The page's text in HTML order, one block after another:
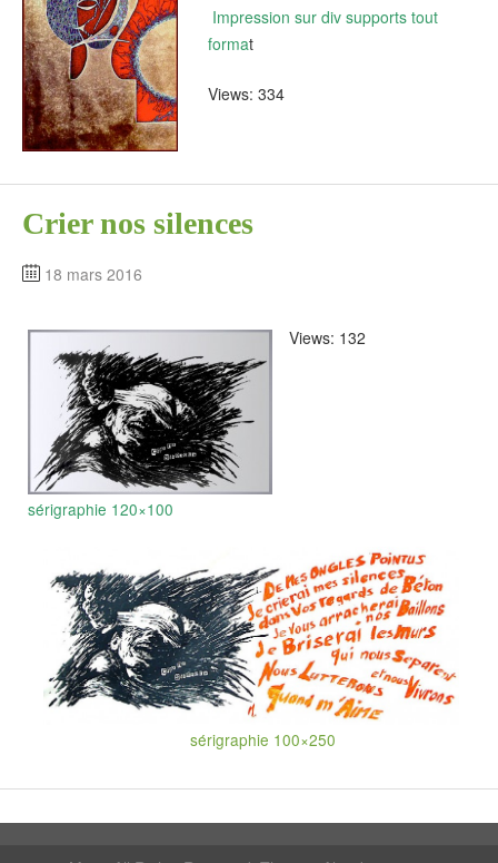
Impression sur div supports tout
format
Views: 334
Crier nos silences
18 mars 2016
sérigraphie 120×100
sérigraphie 100×250
Views: 132